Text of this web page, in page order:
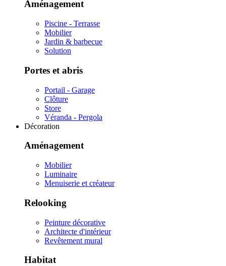
Aménagement
Piscine - Terrasse
Mobilier
Jardin & barbecue
Solution
Portes et abris
Portail - Garage
Clôture
Store
Véranda - Pergola
Décoration
Aménagement
Mobilier
Luminaire
Menuiserie et créateur
Relooking
Peinture décorative
Architecte d'intérieur
Revêtement mural
Habitat